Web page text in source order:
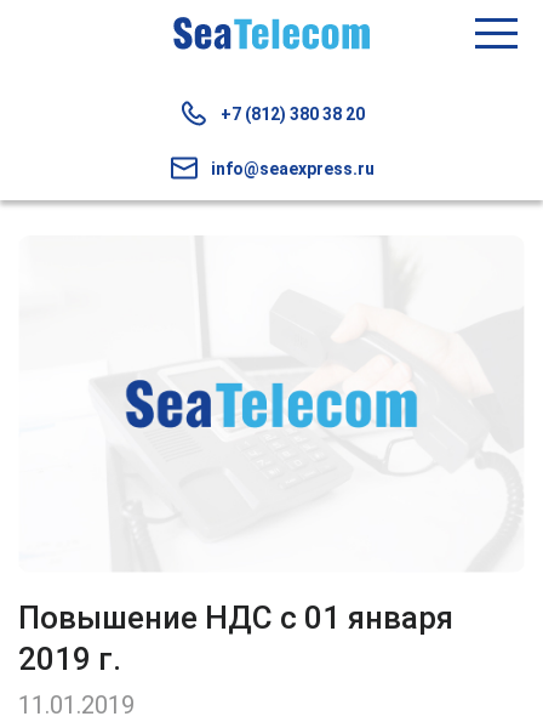
+7 (812) 380 38 20
info@seaexpress.ru
Повышение НДС с 01 января
2019 г.
11.01.2019